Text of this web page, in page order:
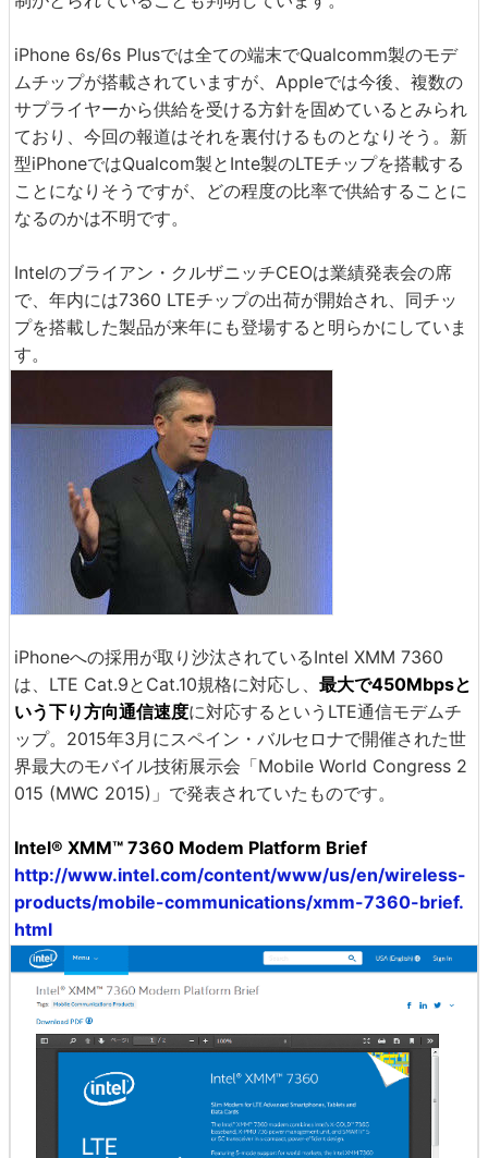
iPhone 6s/6s Plusでは全ての端末でQualcomm製のモデ
ムチップが搭載されていますが、Appleでは今後、複数の
サプライヤーから供給を受ける方針を固めているとみられ
ており、今回の報道はそれを裏付けるものとなりそう。新
型iPhoneではQualcom製とInte製のLTEチップを搭載する
ことになりそうですが、どの程度の比率で供給することに
なるのかは不明です。
Intelのブライアン・クルザニッチCEOは業績発表会の席
で、年内には7360 LTEチップの出荷が開始され、同チッ
プを搭載した製品が来年にも登場すると明らかにしていま
す。
iPhoneへの採用が取り沙汰されているIntel XMM 7360
は、LTE Cat.9とCat.10規格に対応し、 最大で450Mbpsと
いう下り方向通信速度に対応するというLTE通信モデムチ
ップ。2015年3月にスペイン・バルセロナで開催された世
界最大のモバイル技術展示会「Mobile World Congress 2
015 (MWC 2015)」で発表されていたものです。
Intel® XMM™ 7360 Modem Platform Brief
http://www.intel.com/content/www/us/en/wireless-
products/mobile-communications/xmm-7360-brief.
html